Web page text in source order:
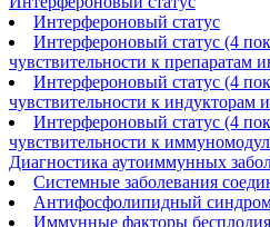
Интерфероновый статус
Интерфероновый статус (4
чувствительности к препаратам
Интерфероновый статус (4
чувствительности к индукторам
Интерфероновый статус (4
чувствительности к
Диагностика аутоиммунных
Системные заболевания
Антифосфолипидный
Иммунные факторы бесплодия